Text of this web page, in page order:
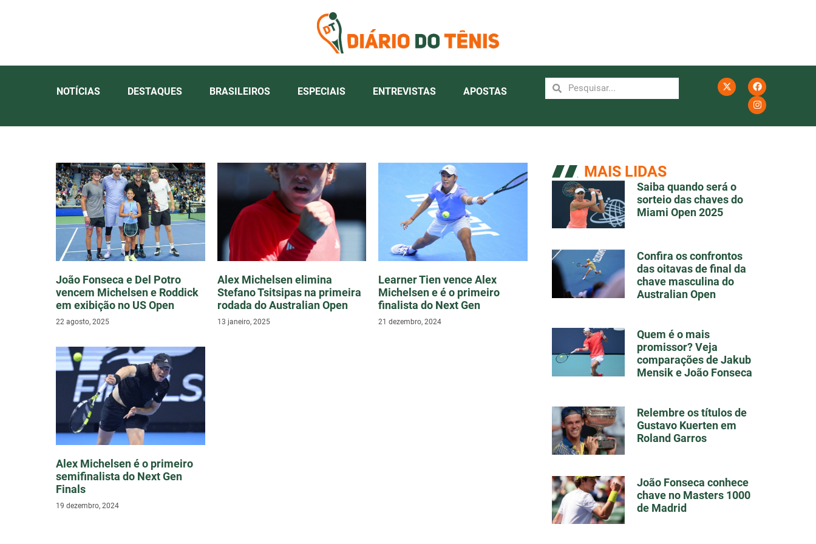
NOTÍCIAS DESTAQUES BRASILEIROS ESPECIAIS ENTREVISTAS APOSTAS
João Fonseca e Del Potro
vencem Michelsen e Roddick
em exibição no US Open
22 agosto, 2025
Alex Michelsen elimina
Stefano Tsitsipas na primeira
rodada do Australian Open
13 janeiro, 2025
Learner Tien vence Alex
Michelsen e é o primeiro
finalista do Next Gen
21 dezembro, 2024
Alex Michelsen é o primeiro
semifinalista do Next Gen
Finals
19 dezembro, 2024
MAIS LIDAS
Saiba quando será o
sorteio das chaves do
Miami Open 2025
Confira os confrontos
das oitavas de final da
chave masculina do
Australian Open
Quem é o mais
promissor? Veja
comparações de Jakub
Mensik e João Fonseca
Relembre os títulos de
Gustavo Kuerten em
Roland Garros
João Fonseca conhece
chave no Masters 1000
de Madrid